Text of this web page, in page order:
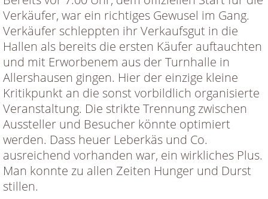
Verkäufer, war ein richtiges Gewusel im Gang.
Verkäufer schleppten ihr Verkaufsgut in die
Hallen als bereits die ersten Käufer auftauchten
und mit Erworbenem aus der Turnhalle in
Allershausen gingen. Hier der einzige kleine
Kritikpunkt an die sonst vorbildlich organisierte
Veranstaltung. Die strikte Trennung zwischen
Aussteller und Besucher könnte optimiert
werden. Dass heuer Leberkäs und Co.
ausreichend vorhanden war, ein wirkliches Plus.
Man konnte zu allen Zeiten Hunger und Durst
stillen.